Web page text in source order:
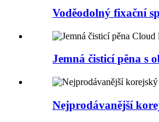
Voděodolný fixační
Jemná čisticí pěna s
Nejprodávanější